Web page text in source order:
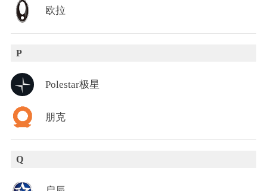
欧拉
P
Polestar极星
朋克
Q